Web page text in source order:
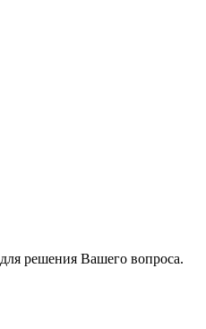
решения Вашего вопроса.